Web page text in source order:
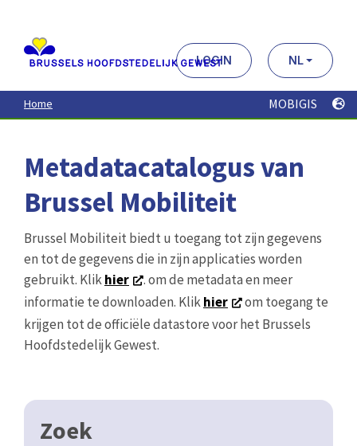
contenu
principal
LOGIN NL
Home MOBIGIS
Metadatacatalogus van
Brussel Mobiliteit
Brussel Mobiliteit biedt u toegang tot zijn gegevens
en tot de gegevens die in zijn applicaties worden
gebruikt. Klikhier
. om de metadata en meer
informatie te downloaden. Klikhier
om toegang te
krijgen tot de officiële datastore voor het Brussels
Hoofdstedelijk Gewest.
Zoek